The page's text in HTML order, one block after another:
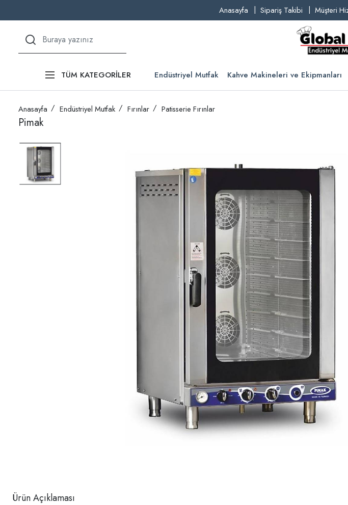
Anasayfa Sipariş Takibi Müşteri
TÜM KATEGORİLER Endüstriyel Mutfak Kahve Makineleri ve Ekipmanları
Anasayfa Endüstriyel Mutfak Fırınlar Patisserie Fırınlar
Pimak
Ürün Açıklaması